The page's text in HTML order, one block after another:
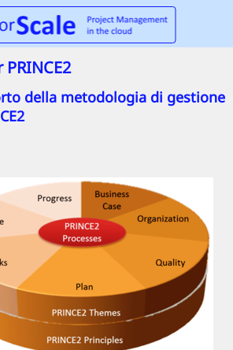
della metodologia di gestione